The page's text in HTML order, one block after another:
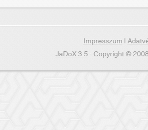
Impresszum|
JaDoX 3.5- Copyright ©